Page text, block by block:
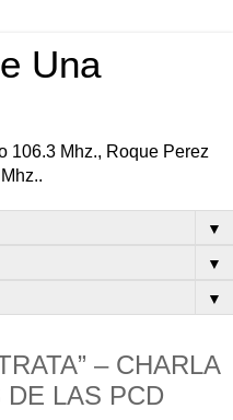
Una
106.3 Mhz., Roque Perez
▼
▼
▼
– CHARLA
DE LAS PCD